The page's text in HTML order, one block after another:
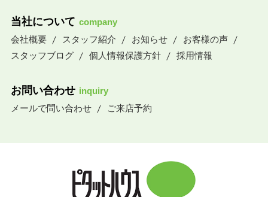
当社について company
会社概要
スタッフ紹介 お知らせ
お客様の声
スタッフブログ
個人情報保護方針 採用情報
お問い合わせ inquiry
メールで問い合わせ
ご来店予約